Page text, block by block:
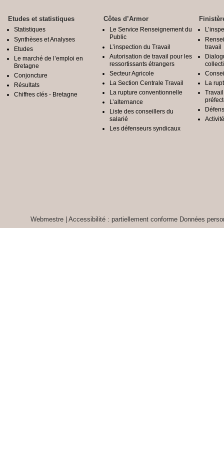
Etudes et statistiques
Statistiques
Synthèses et Analyses
Etudes
Le marché de l’emploi en
Bretagne
Conjoncture
Résultats
Chiffres clés - Bretagne
Côtes d’Armor
Le Service Renseignement du
Public
L’inspection du Travail
Autorisation de travail pour les
ressortissants étrangers
Secteur Agricole
La Section Centrale Travail
La rupture conventionnelle
L’alternance
Liste des conseillers du
salarié
Les défenseurs syndicaux
travail
La
Webmestre| Accessibilité : partiellement conforme Données